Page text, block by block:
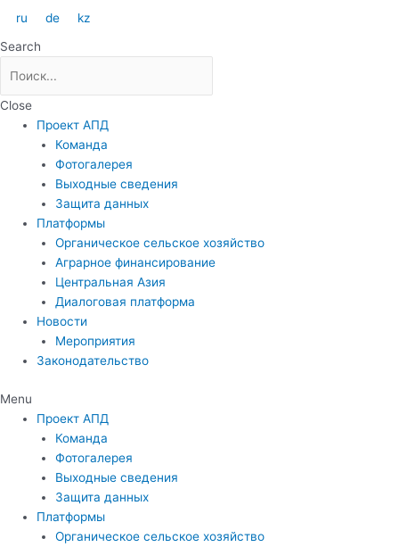
содержимому
ru de
kz
Search
Close
Проект АПД
Команда
Фотогалерея
Выходные сведения
Защита данных
Платформы
Органическое сельское хозяйство
Аграрное финансирование
Центральная Азия
Диалоговая платформа
Новости
Мероприятия
Законодательство
Menu
Проект АПД
Команда
Фотогалерея
Выходные сведения
Защита данных
Платформы
Органическое сельское хозяйство